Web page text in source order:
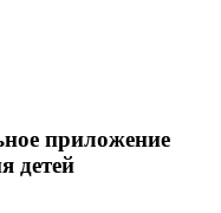
приложение
детей